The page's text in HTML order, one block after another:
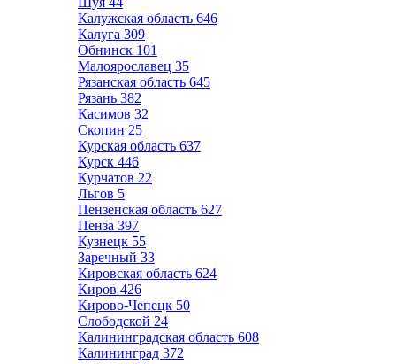
Калужская область 646
Калуга 309
Обнинск 101
Малоярославец 35
Рязанская область 645
Рязань 382
Касимов 32
Скопин 25
Курская область 637
Курск 446
Курчатов 22
Льгов 5
Пензенская область 627
Пенза 397
Кузнецк 55
Заречный 33
Кировская область 624
Киров 426
Кирово-Чепецк 50
Слободской 24
Калининградская область 608
Калининград 372